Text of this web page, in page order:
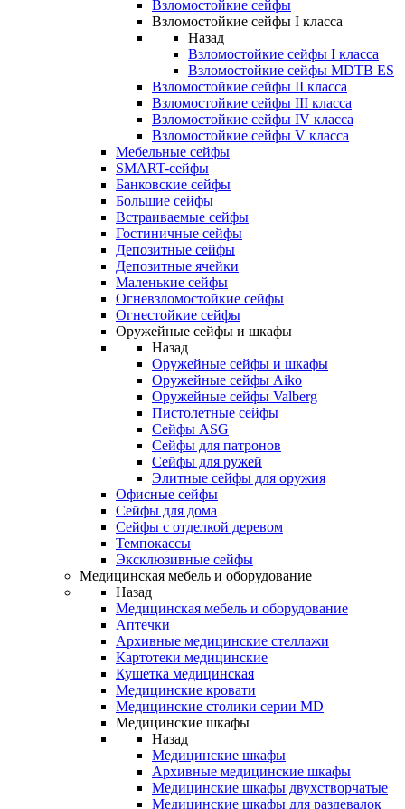
Взломостойкие сейфы
Взломостойкие сейфы I класса
Назад
Взломостойкие сейфы I класса
Взломостойкие сейфы MDTB ES
Взломостойкие сейфы II класса
Взломостойкие сейфы III класса
Взломостойкие сейфы IV класса
Взломостойкие сейфы V класса
Мебельные сейфы
SMART-сейфы
Банковские сейфы
Большие сейфы
Встраиваемые сейфы
Гостиничные сейфы
Депозитные сейфы
Депозитные ячейки
Маленькие сейфы
Огневзломостойкие сейфы
Огнестойкие сейфы
Оружейные сейфы и шкафы
Назад
Оружейные сейфы и шкафы
Оружейные сейфы Aiko
Оружейные сейфы Valberg
Пистолетные сейфы
Сейфы ASG
Сейфы для патронов
Сейфы для ружей
Элитные сейфы для оружия
Офисные сейфы
Сейфы для дома
Сейфы с отделкой деревом
Темпокассы
Эксклюзивные сейфы
Медицинская мебель и оборудование
Назад
Медицинская мебель и оборудование
Аптечки
Архивные медицинские стеллажи
Картотеки медицинские
Кушетка медицинская
Медицинские кровати
Медицинские столики серии MD
Медицинские шкафы
Назад
Медицинские шкафы
Архивные медицинские шкафы
Медицинские шкафы двухстворчатые
Медицинские шкафы для раздевалок